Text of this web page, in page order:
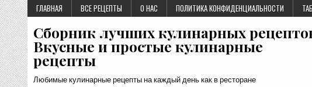
Перейти
к
содержимому
ГЛАВНАЯ ВСЕ РЕЦЕПТЫ О НАС ПОЛИТИКА КОНФИДЕНЦИАЛЬНОСТИ
Сборник лучших кулинарных
Вкусные и простые кулинарные
рецепты
Любимые кулинарные рецепты на каждый день как в ресторане